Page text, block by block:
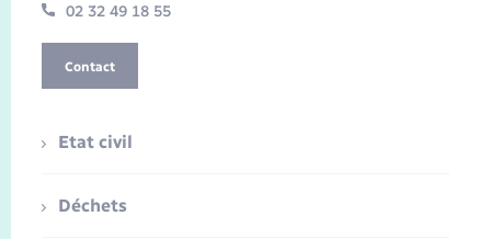
02 32 49 18 55
Contact
Etat civil
Déchets